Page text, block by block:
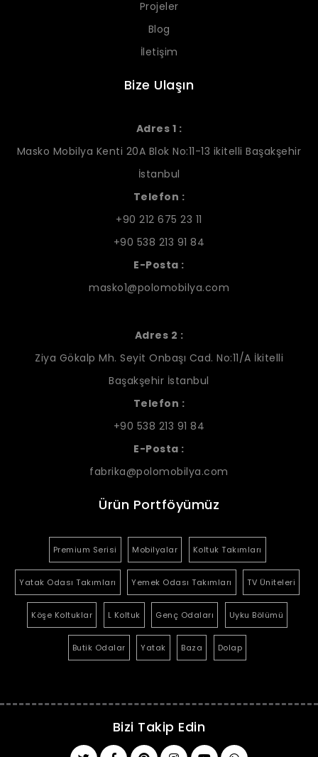
Projeler
Blog
İletişim
Bize Ulaşın
Adres 1 :
Masko Mobilya Kenti 20A Blok No:11-13 ikitelli Başakşehir
İstanbul
Telefon :
+90 212 675 23 11
+90 538 213 91 84
E-Posta :
masko1@polomobilya.com
Adres 2 :
Ziya Gökalp Mh. Seyit Onbaşı Cad. No:11/A İkitelli
Başakşehir İstanbul
Telefon :
+90 538 213 91 84
E-Posta :
fabrika@polomobilya.com
Ürün Portföyümüz
Premium Serisi Mobilyalar Koltuk Takımları
Yatak Odası Takımları Yemek Odası Takımları TV Üniteleri
Köşe Koltuklar L Koltuk Genç Odaları Uyku Bölümü
Butik Odalar Yatak Baza Dolap
Bizi Takip Edin